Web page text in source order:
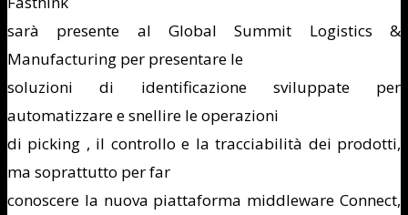
sarà presente al Global Summit Logistics &
Manufacturing per presentare le
soluzioni di identificazione sviluppate per
automatizzare e snellire le operazioni
di picking , il controllo e la tracciabilità dei prodotti,
ma soprattutto per far
conoscere la nuova piattaforma middleware Connect,